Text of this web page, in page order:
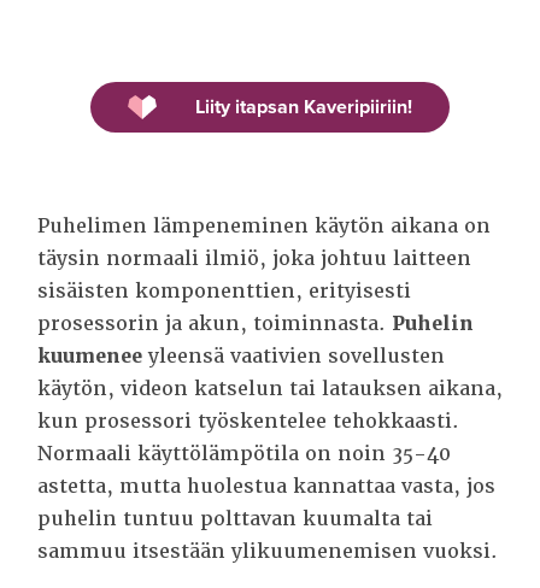
Liity itapsan Kaveripiiriin!
Puhelimen lämpeneminen käytön aikana on
täysin normaali ilmiö, joka johtuu laitteen
sisäisten komponenttien, erityisesti
prosessorin ja akun, toiminnasta. Puhelin
kuumeneeyleensä vaativien sovellusten
käytön, videon katselun tai latauksen aikana,
kun prosessori työskentelee tehokkaasti.
Normaali käyttölämpötila on noin 35-40
astetta, mutta huolestua kannattaa vasta, jos
puhelin tuntuu polttavan kuumalta tai
sammuu itsestään ylikuumenemisen vuoksi.